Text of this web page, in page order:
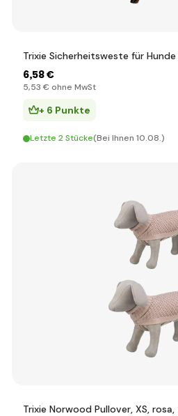
Trixie Sicherheitsweste für Hunde
6,58 €
5,53 € ohne MwSt
+ 6 Punkte
Letzte 2 Stücke(Bei Ihnen 10.08.)
Trixie Norwood Pullover, XS,